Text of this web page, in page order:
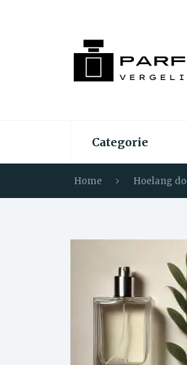
Categorie
Home Hoelang